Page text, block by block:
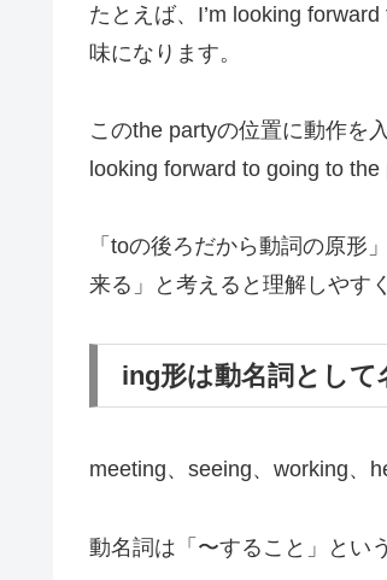
たとえば、I’m looking
味になります。
このthe partyの位置に動作を
looking forward to going to the
「toの後ろだから動詞の原形
来る」と考えると理解しやす
ing形は動名詞として
meeting、seeing、working、
動名詞は「〜すること」とい